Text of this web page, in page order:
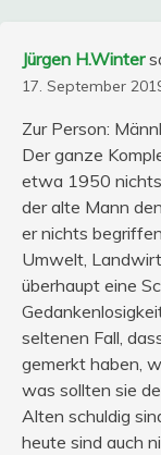
Jürgen H.Winter
17. September
Zur Person:
Der ganze
etwa 1950
der alte Mann
er nichts
Umwelt,
überhaupt eine
seltenen Fall,
gemerkt haben,
was sollten sie
Alten schuldig
heute sind auch